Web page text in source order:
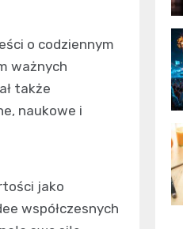
o codziennym
ważnych
także
naukowe i
jako
współczesnych